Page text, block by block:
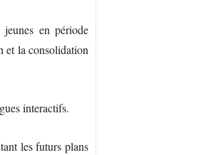
en période
et la consolidation
interactifs.
les futurs plans